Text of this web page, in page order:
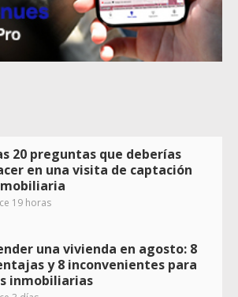
20 preguntas que deberías
en una visita de captación
19 horas
una vivienda en agosto: 8
y 8 inconvenientes para
inmobiliarias